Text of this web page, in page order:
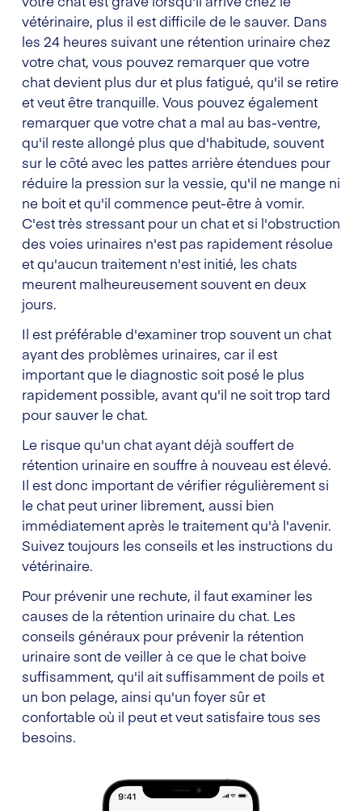
vétérinaire, plus il est difficile de le sauver. Dans
les 24 heures suivant une rétention urinaire chez
votre chat, vous pouvez remarquer que votre
chat devient plus dur et plus fatigué, qu'il se retire
et veut être tranquille. Vous pouvez également
remarquer que votre chat a mal au bas-ventre,
qu'il reste allongé plus que d'habitude, souvent
sur le côté avec les pattes arrière étendues pour
réduire la pression sur la vessie, qu'il ne mange ni
ne boit et qu'il commence peut-être à vomir.
C'est très stressant pour un chat et si l'obstruction
des voies urinaires n'est pas rapidement résolue
et qu'aucun traitement n'est initié, les chats
meurent malheureusement souvent en deux
jours.
Il est préférable d'examiner trop souvent un chat
ayant des problèmes urinaires, car il est
important que le diagnostic soit posé le plus
rapidement possible, avant qu'il ne soit trop tard
pour sauver le chat.
Le risque qu'un chat ayant déjà souffert de
rétention urinaire en souffre à nouveau est élevé.
Il est donc important de vérifier régulièrement si
le chat peut uriner librement, aussi bien
immédiatement après le traitement qu'à l'avenir.
Suivez toujours les conseils et les instructions du
vétérinaire.
Pour prévenir une rechute, il faut examiner les
causes de la rétention urinaire du chat. Les
conseils généraux pour prévenir la rétention
urinaire sont de veiller à ce que le chat boive
suffisamment, qu'il ait suffisamment de poils et
un bon pelage, ainsi qu'un foyer sûr et
confortable où il peut et veut satisfaire tous ses
besoins.